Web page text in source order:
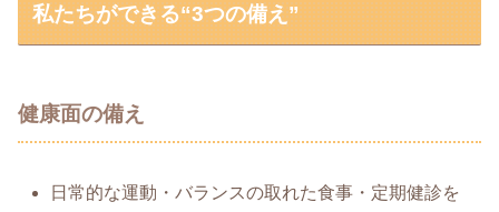
私たちができる“3つの備え”
健康面の備え
日常的な運動・バランスの取れた食事・定期健診を